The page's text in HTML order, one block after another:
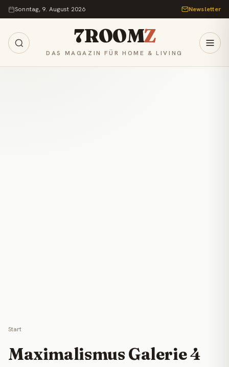
Zum Inhalt springen
Sonntag, 9. August 2026 Newsletter
7ROOMZ
DAS MAGAZIN FÜR HOME & LIVING
Start
Maximalismus Galerie 4